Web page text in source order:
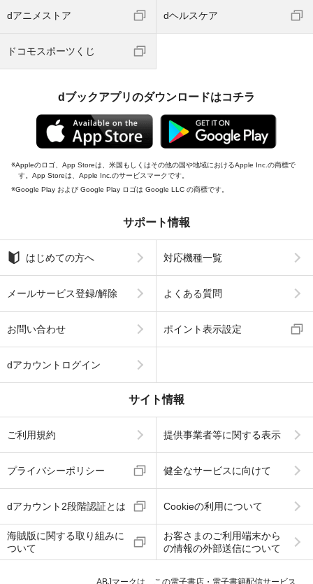
dアニメストア dヘルスケア
ドコモスポーツくじ
dブックアプリのダウンロードはコチラ
Appleのロゴ、App Storeは、米国もしくはその他の国や地域におけるApple Inc.の商標で
す。App Storeは、Apple Inc.のサービスマークです。
Google Play および Google Play ロゴは Google LLC の商標です。
サポート情報
はじめての方へ 対応機種一覧
メールサービス登録/解除 よくある質問
お問い合わせ ポイント表示設定
dアカウントログイン
サイト情報
ご利用規約 提供事業者等に関する表示
プライバシーポリシー 健全なサービスに向けて
dアカウント2段階認証とは Cookieの利用について
海賊版に関する取り組みに
ついて
お客さまのご利用端末から
の情報の外部送信について
ABJマークは、この電子書店・電子書籍配信サービス